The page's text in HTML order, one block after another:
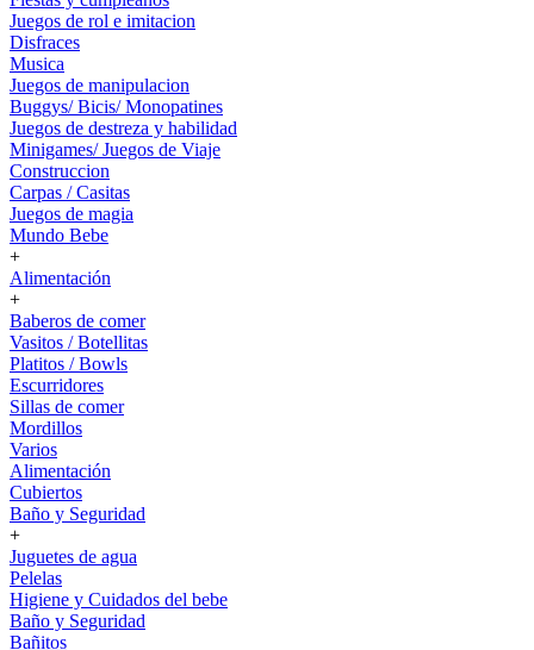
Juegos de rol e imitacion
Disfraces
Musica
Juegos de manipulacion
Buggys/ Bicis/ Monopatines
Juegos de destreza y habilidad
Minigames/ Juegos de Viaje
Construccion
Carpas / Casitas
Juegos de magia
Mundo Bebe
+
Alimentación
+
Baberos de comer
Vasitos / Botellitas
Platitos / Bowls
Escurridores
Sillas de comer
Mordillos
Varios
Alimentación
Cubiertos
Baño y Seguridad
+
Juguetes de agua
Pelelas
Higiene y Cuidados del bebe
Baño y Seguridad
Bañitos